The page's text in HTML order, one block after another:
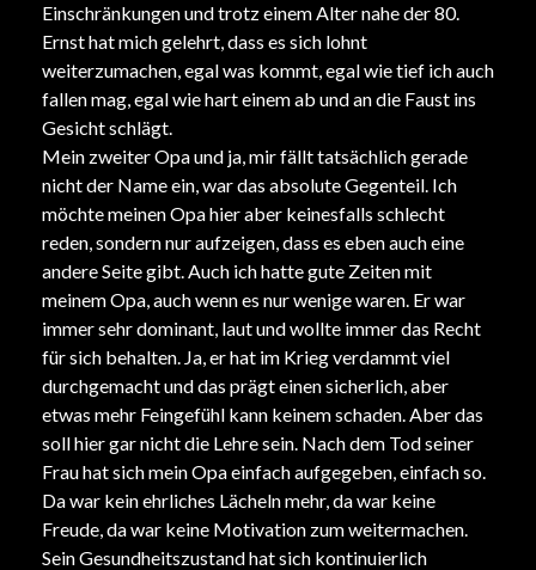
Einschränkungen und trotz einem Alter nahe der 80.
Ernst hat mich gelehrt, dass es sich lohnt
weiterzumachen, egal was kommt, egal wie tief ich auch
fallen mag, egal wie hart einem ab und an die Faust ins
Gesicht schlägt.
Mein zweiter Opa und ja, mir fällt tatsächlich gerade
nicht der Name ein, war das absolute Gegenteil. Ich
möchte meinen Opa hier aber keinesfalls schlecht
reden, sondern nur aufzeigen, dass es eben auch eine
andere Seite gibt. Auch ich hatte gute Zeiten mit
meinem Opa, auch wenn es nur wenige waren. Er war
immer sehr dominant, laut und wollte immer das Recht
für sich behalten. Ja, er hat im Krieg verdammt viel
durchgemacht und das prägt einen sicherlich, aber
etwas mehr Feingefühl kann keinem schaden. Aber das
soll hier gar nicht die Lehre sein. Nach dem Tod seiner
Frau hat sich mein Opa einfach aufgegeben, einfach so.
Da war kein ehrliches Lächeln mehr, da war keine
Freude, da war keine Motivation zum weitermachen.
Sein Gesundheitszustand hat sich kontinuierlich